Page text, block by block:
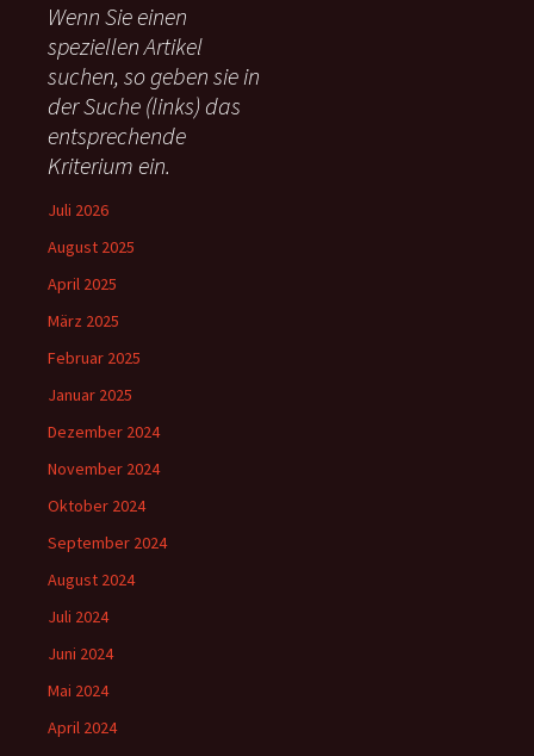
n
n
a
c
:
Wenn Sie einen
speziellen Artikel
suchen, so geben sie in
der Suche (links) das
entsprechende
Kriterium ein.
Juli 2026
August 2025
April 2025
März 2025
Februar 2025
Januar 2025
Dezember 2024
November 2024
Oktober 2024
September 2024
August 2024
Juli 2024
Juni 2024
Mai 2024
April 2024